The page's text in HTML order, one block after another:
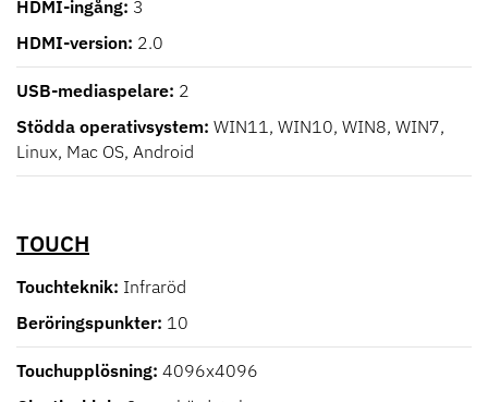
HDMI-ingång 3
HDMI-version 2.0
USB-mediaspelare 2
Stödda operativsystem WIN11, WIN10, WIN8, WIN7,
Linux, Mac OS, Android
TOUCH
Touchteknik Infraröd
Beröringspunkter 10
Touchupplösning 4096x4096